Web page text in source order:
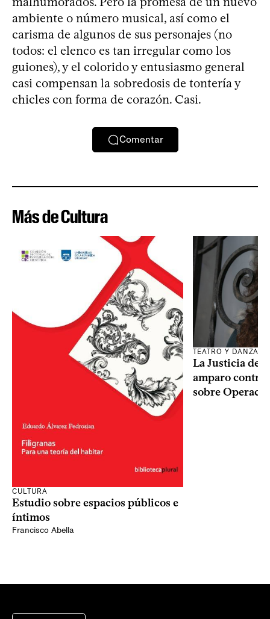
ambiente o número musical, así como el
carisma de algunos de sus personajes (no
todos: el elenco es tan irregular como los
guiones), y el colorido y entusiasmo general
casi compensan la sobredosis de tontería y
chicles con forma de corazón. Casi.
Comentar
Más de Cultura
CULTURA
Estudio sobre espacios públicos e
íntimos
Francisco Abella
TEATRO Y DANZA
La Justicia
amparo contra
sobre